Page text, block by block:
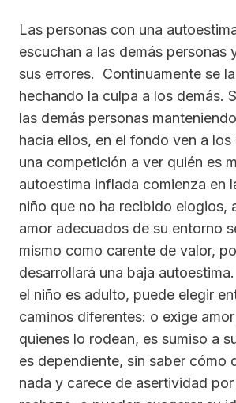
Las personas con una
escuchan a las demás personas
sus errores. Continuamente se
hechando la culpa a los demás.
las demás personas
hacia ellos, en el fondo ven a
una competición a ver quién es
autoestima inflada comienza en
niño que no ha recibido elogios,
amor adecuados de su entorno
mismo como carente de valor,
desarrollará una baja
el niño es adulto, puede elegir
caminos diferentes: o exige
quienes lo rodean, es sumiso a
es dependiente, sin saber cómo
nada y carece de asertividad